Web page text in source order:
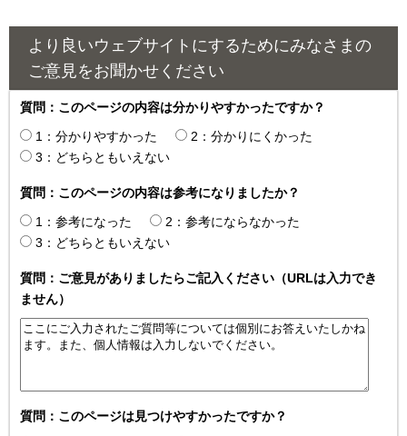
より良いウェブサイトにするためにみなさまの
ご意見をお聞かせください
質問：このページの内容は分かりやすかったですか？
1：分かりやすかった
2：分かりにくかった
3：どちらともいえない
質問：このページの内容は参考になりましたか？
1：参考になった
2：参考にならなかった
3：どちらともいえない
質問：ご意見がありましたらご記入ください（URLは入力でき
ません）
質問：このページは見つけやすかったですか？